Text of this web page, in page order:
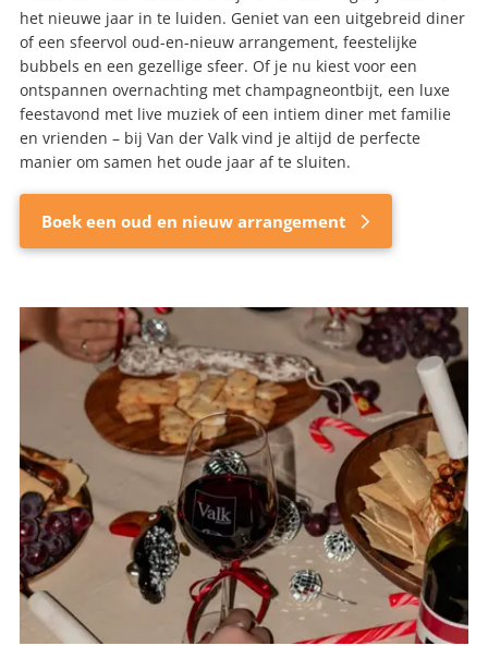
het nieuwe jaar in te luiden. Geniet van een uitgebreid diner
of een sfeervol oud-en-nieuw arrangement, feestelijke
bubbels en een gezellige sfeer. Of je nu kiest voor een
ontspannen overnachting met champagneontbijt, een luxe
feestavond met live muziek of een intiem diner met familie
en vrienden – bij Van der Valk vind je altijd de perfecte
manier om samen het oude jaar af te sluiten.
Boek een oud en nieuw arrangement